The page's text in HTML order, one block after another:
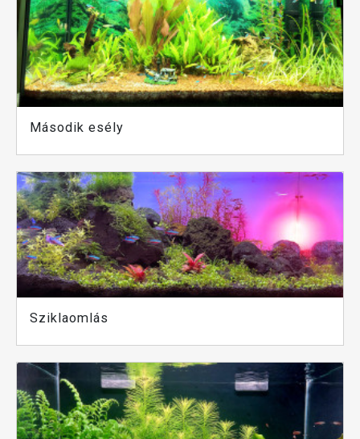
Második esély
Sziklaomlás